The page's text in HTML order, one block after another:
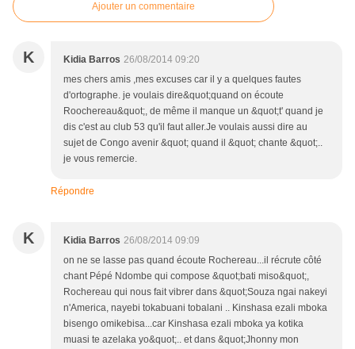
Ajouter un commentaire
K Kidia Barros 26/08/2014 09:20
mes chers amis ,mes excuses car il y a quelques fautes
d'ortographe. je voulais dire&quot;quand on écoute
Roochereau&quot;, de même il manque un &quot;t' quand je
dis c'est au club 53 qu'il faut aller.Je voulais aussi dire au
sujet de Congo avenir &quot; quand il &quot; chante &quot;..
je vous remercie.
Répondre
K Kidia Barros 26/08/2014 09:09
on ne se lasse pas quand écoute Rochereau...il récrute côté
chant Pépé Ndombe qui compose &quot;bati miso&quot;,
Rochereau qui nous fait vibrer dans &quot;Souza ngai nakeyi
n'America, nayebi tokabuani tobalani .. Kinshasa ezali mboka
bisengo omikebisa...car Kinshasa ezali mboka ya kotika
muasi te azelaka yo&quot;.. et dans &quot;Jhonny mon